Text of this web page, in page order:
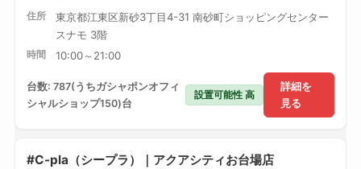
住所
東京都江東区新砂3丁目4-31 南砂町ショッピングセンター
スナモ 3階
時間 10:00～21:00
詳細を
見る
台数: 787(うちガシャポンオフィ
シャルショップ150)台
設置可能性 高
#C-pla（シープラ）｜アクアシティお台場店